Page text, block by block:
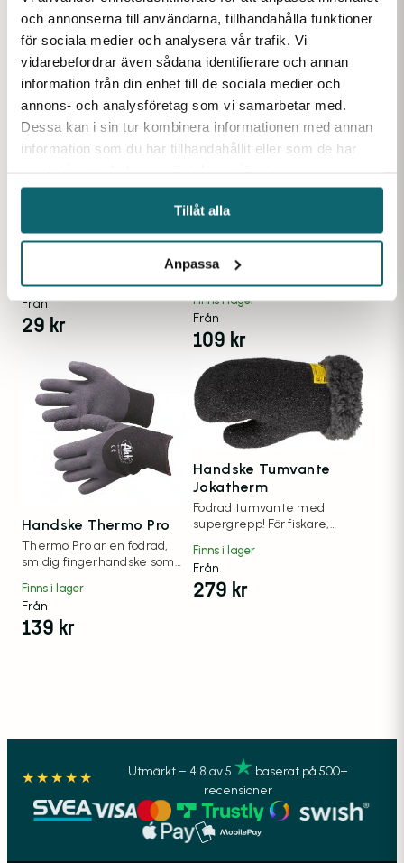
och annonserna till användarna, tillhandahålla funktioner
för sociala medier och analysera vår trafik. Vi
vidarebefordrar även sådana identifierare och annan
information från din enhet till de sociala medier och
annons- och analysföretag som vi samarbetar med.
Dessa kan i sin tur kombinera informationen med annan
information som du har tillhandahållit eller som de har
Tillåt alla
Anpassa
Från
219kr 229kr
Mjuk och smidig handske
som skyddar bra med en PU-
Finns i lager
Från
29 kr
Handske skärskydd
Mjuk och skärbeständig
handske som skyddar
händerna när du använder
kniv vid fisk- och
kötthantering.
Finns i lager
Från
109 kr
Handske Thermo Pro
Thermo Pro är en fodrad,
smidig fingerhandske som
Finns i lager
Från
139 kr
Handske Tumvante
Jokatherm
Fodrad tumvante med
supergrepp! För fiskare,
m.m.
Finns i lager
Från
279 kr
★★★★★ Utmärkt – 4.8 av 5
baserat på 500+
recensioner